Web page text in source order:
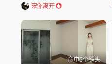
宋你离开
命中5个镜头